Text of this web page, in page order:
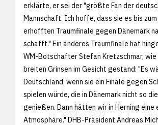
erklärte, er sei der "größte Fan der
Mannschaft. Ich hoffe, dass sie es bis
erhofften Traumfinale gegen Dänemark
schafft." Ein anderes Traumfinale hat
WM-Botschafter Stefan Kretzschmar, wie
breiten Grinsen im Gesicht gestand: "Es
Deutschland, wenn sie ein Finale gegen
spielen würde, die in Dänemark nicht so
genießen. Dann hätten wir in Herning eine
Atmosphäre." DHB-Präsident Andreas